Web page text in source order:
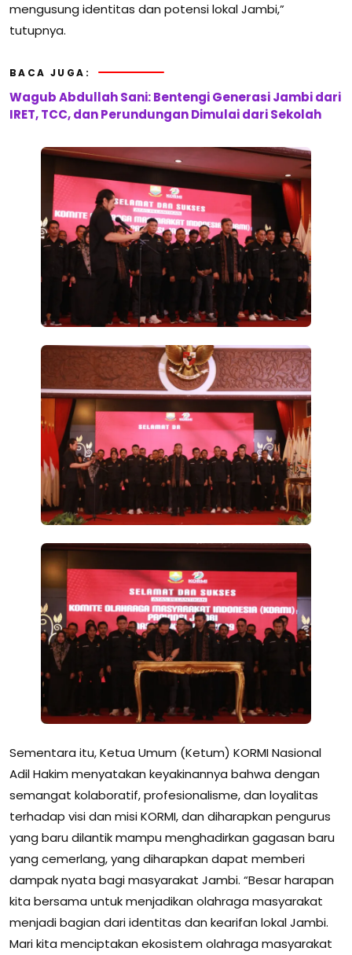
mengusung identitas dan potensi lokal Jambi,”
tutupnya.
BACA JUGA:
Wagub Abdullah Sani: Bentengi Generasi Jambi dari
IRET, TCC, dan Perundungan Dimulai dari Sekolah
Sementara itu, Ketua Umum (Ketum) KORMI Nasional
Adil Hakim menyatakan keyakinannya bahwa dengan
semangat kolaboratif, profesionalisme, dan loyalitas
terhadap visi dan misi KORMI, dan diharapkan pengurus
yang baru dilantik mampu menghadirkan gagasan baru
yang cemerlang, yang diharapkan dapat memberi
dampak nyata bagi masyarakat Jambi. “Besar harapan
kita bersama untuk menjadikan olahraga masyarakat
menjadi bagian dari identitas dan kearifan lokal Jambi.
Mari kita menciptakan ekosistem olahraga masyarakat